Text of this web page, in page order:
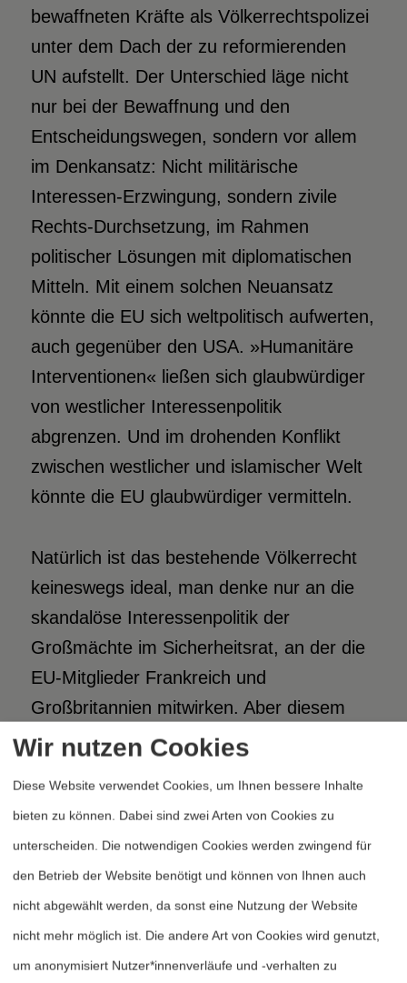
bewaffneten Kräfte als Völkerrechtspolizei
unter dem Dach der zu reformierenden
UN aufstellt. Der Unterschied läge nicht
nur bei der Bewaffnung und den
Entscheidungswegen, sondern vor allem
im Denkansatz: Nicht militärische
Interessen-Erzwingung, sondern zivile
Rechts-Durchsetzung, im Rahmen
politischer Lösungen mit diplomatischen
Mitteln. Mit einem solchen Neuansatz
könnte die EU sich weltpolitisch aufwerten,
auch gegenüber den USA. »Humanitäre
Interventionen« ließen sich glaubwürdiger
von westlicher Interessenpolitik
abgrenzen. Und im drohenden Konflikt
zwischen westlicher und islamischer Welt
könnte die EU glaubwürdiger vermitteln.
Natürlich ist das bestehende Völkerrecht
keineswegs ideal, man denke nur an die
skandalöse Interessenpolitik der
Großmächte im Sicherheitsrat, an der die
EU-Mitglieder Frankreich und
Großbritannien mitwirken. Aber diesem
Völkerrecht entgeht die EU ohnehin nicht:
erfordert, ist eine EU-Mission ohne
dass ein einziges Mitgliedsland ein solches
„Wir sind der
Weiterentwicklung des Völkerrechts
verpflichtet“,
Sicherheitsstrategie der EU. Das wäre
Wir nutzen Cookies
Diese Website verwendet Cookies, um Ihnen bessere Inhalte
bieten zu können. Dabei sind zwei Arten von Cookies zu
unterscheiden. Die notwendigen Cookies werden zwingend für
den Betrieb der Website benötigt und können von Ihnen auch
nicht abgewählt werden, da sonst eine Nutzung der Website
nicht mehr möglich ist. Die andere Art von Cookies wird genutzt,
um anonymisiert Nutzer*innenverläufe und -verhalten zu